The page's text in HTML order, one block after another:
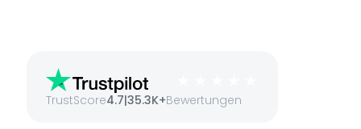
TrustScore4.7|35.3K+Bewertungen